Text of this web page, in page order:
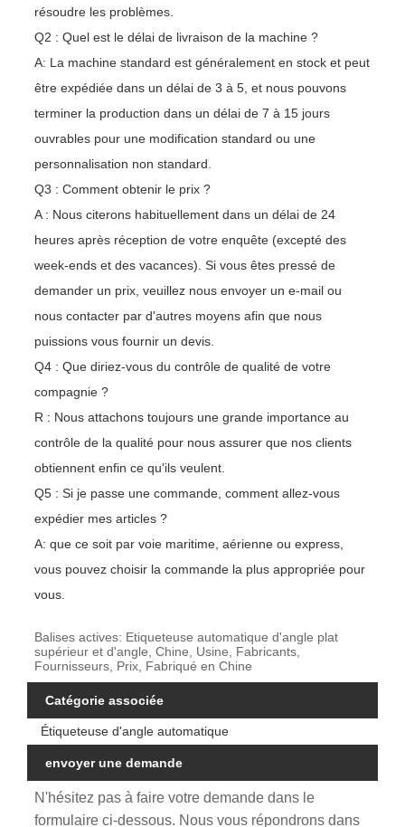
résoudre les problèmes.
Q2 : Quel est le délai de livraison de la machine ?
A: La machine standard est généralement en stock et peut
être expédiée dans un délai de 3 à 5, et nous pouvons
terminer la production dans un délai de 7 à 15 jours
ouvrables pour une modification standard ou une
personnalisation non standard.
Q3 : Comment obtenir le prix ?
A : Nous citerons habituellement dans un délai de 24
heures après réception de votre enquête (excepté des
week-ends et des vacances). Si vous êtes pressé de
demander un prix, veuillez nous envoyer un e-mail ou
nous contacter par d'autres moyens afin que nous
puissions vous fournir un devis.
Q4 : Que diriez-vous du contrôle de qualité de votre
compagnie ?
R : Nous attachons toujours une grande importance au
contrôle de la qualité pour nous assurer que nos clients
obtiennent enfin ce qu'ils veulent.
Q5 : Si je passe une commande, comment allez-vous
expédier mes articles ?
A: que ce soit par voie maritime, aérienne ou express,
vous pouvez choisir la commande la plus appropriée pour
vous.
Balises actives: Etiqueteuse automatique d'angle plat
supérieur et d'angle, Chine, Usine, Fabricants,
Fournisseurs, Prix, Fabriqué en Chine
Catégorie associée
Étiqueteuse d'angle automatique
envoyer une demande
N'hésitez pas à faire votre demande dans le
formulaire ci-dessous. Nous vous répondrons dans